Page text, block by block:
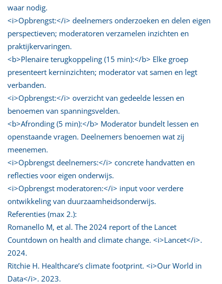
waar nodig.
<i>Opbrengst:</i> deelnemers onderzoeken en delen eigen
perspectieven; moderatoren verzamelen inzichten en
praktijkervaringen.
<b>Plenaire terugkoppeling (15 min):</b> Elke groep
presenteert kerninzichten; moderator vat samen en legt
verbanden.
<i>Opbrengst:</i> overzicht van gedeelde lessen en
benoemen van spanningsvelden.
<b>Afronding (5 min):</b> Moderator bundelt lessen en
openstaande vragen. Deelnemers benoemen wat zij
meenemen.
<i>Opbrengst deelnemers:</i> concrete handvatten en
reflecties voor eigen onderwijs.
<i>Opbrengst moderatoren:</i> input voor verdere
ontwikkeling van duurzaamheidsonderwijs.
Referenties (max 2.):
Romanello M, et al. The 2024 report of the Lancet
Countdown on health and climate change. <i>Lancet</i>.
2024.
Ritchie H. Healthcare’s climate footprint. <i>Our World in
Data</i>. 2023.